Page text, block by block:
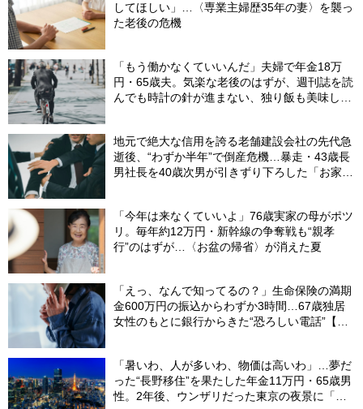
してほしい」…〈専業主婦歴35年の妻〉を襲っ
た老後の危機
「もう働かなくていいんだ」夫婦で年金18万
円・65歳夫。気楽な老後のはずが、週刊誌を読
んでも時計の針が進まない、独り飯も美味しく
地元で絶大な信用を誇る老舗建設会社の先代急
逝後、“わずか半年”で倒産危機…暴走・43歳長
男社長を40歳次男が引きずり下ろした「お家騒
「今年は来なくていいよ」76歳実家の母がポツ
リ。毎年約12万円・新幹線の争奪戦も“親孝
行”のはずが…〈お盆の帰省〉が消えた夏
「えっ、なんで知ってるの？」生命保険の満期
金600万円の振込からわずか3時間…67歳独居
女性のもとに銀行からきた“恐ろしい電話”【FP
「暑いわ、人が多いわ、物価は高いわ」…夢だ
った“長野移住”を果たした年金11万円・65歳男
性。2年後、ウンザリだった東京の夜景に「癒